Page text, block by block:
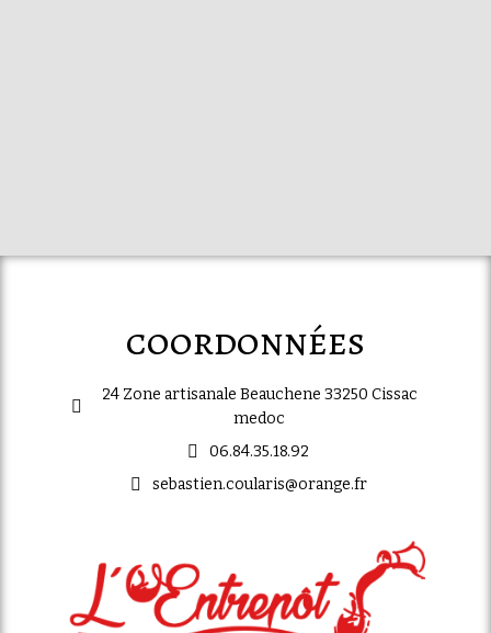
coordonnées
24 Zone artisanale Beauchene 33250 Cissac
medoc
06.84.35.18.92
sebastien.coularis@orange.fr